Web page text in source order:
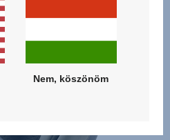
Nem, köszönöm